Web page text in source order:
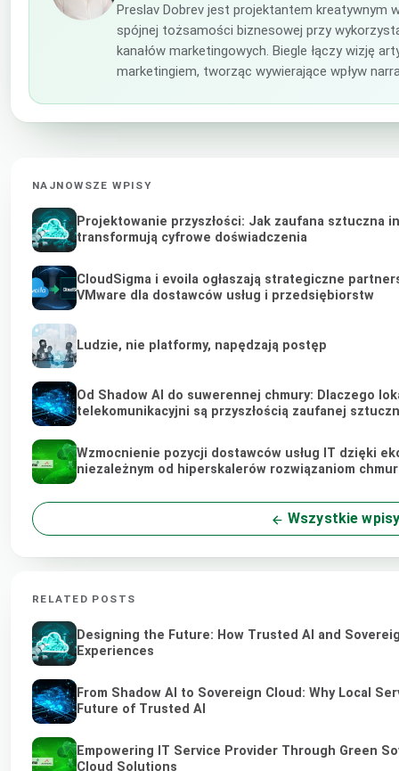
Preslav Dobrev jest projektantem kreatywnym
spójnej tożsamości biznesowej przy
kanałów marketingowych. Biegle łączy wizję
marketingiem, tworząc wywierające wpływ
NAJNOWSZE WPISY
Projektowanie przyszłości: Jak zaufana sztuczna
transformują cyfrowe doświadczenia
CloudSigma i evoila ogłaszają strategiczne
VMware dla dostawców usług i przedsiębiorstw
Ludzie, nie platformy, napędzają postęp
Od Shadow AI do suwerennej chmury: Dlaczego
telekomunikacyjni są przyszłością zaufanej
Wzmocnienie pozycji dostawców usług IT dzięki
niezależnym od hiperskalerów rozwiązaniom
Wszystkie
RELATED POSTS
Designing the Future: How Trusted AI and
Experiences
From Shadow AI to Sovereign Cloud: Why Local
Future of Trusted AI
Empowering IT Service Provider Through Green
Cloud Solutions